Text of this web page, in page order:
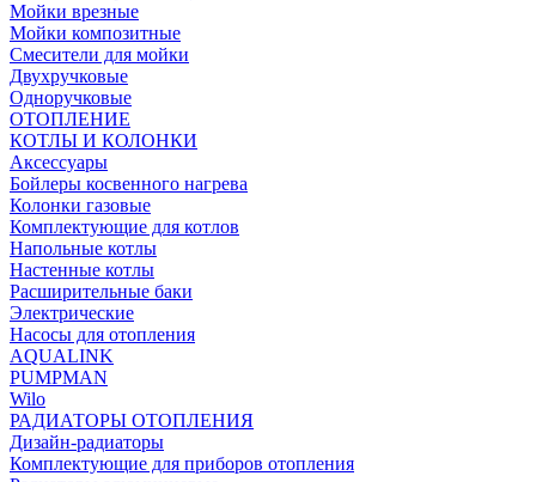
Мойки врезные
Мойки композитные
Смесители для мойки
Двухручковые
Одноручковые
ОТОПЛЕНИЕ
КОТЛЫ И КОЛОНКИ
Аксессуары
Бойлеры косвенного нагрева
Колонки газовые
Комплектующие для котлов
Напольные котлы
Настенные котлы
Расширительные баки
Электрические
Насосы для отопления
AQUALINK
PUMPMAN
Wilo
РАДИАТОРЫ ОТОПЛЕНИЯ
Дизайн-радиаторы
Комплектующие для приборов отопления